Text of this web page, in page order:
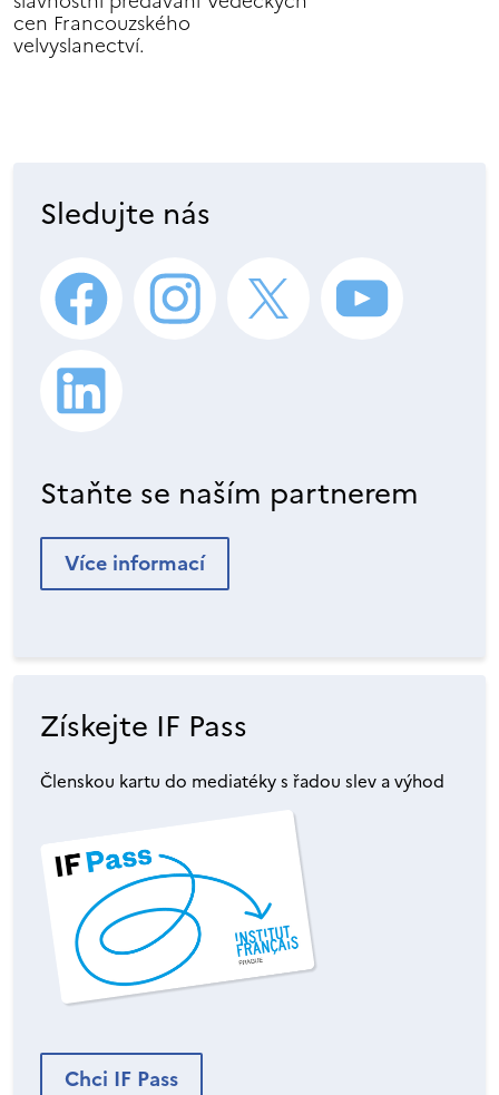
cen Francouzského
velvyslanectví.
Sledujte nás
Staňte se naším partnerem
Více informací
Získejte IF Pass
Členskou kartu do mediatéky s řadou slev a výhod
Chci IF Pass